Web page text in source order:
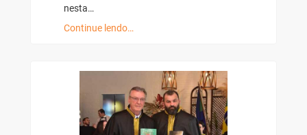
nesta…
Continue lendo…